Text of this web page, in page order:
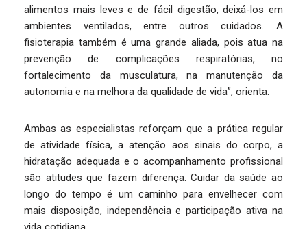
alimentos mais leves e de fácil digestão, deixá-los em
ambientes ventilados, entre outros cuidados. A
fisioterapia também é uma grande aliada, pois atua na
prevenção de complicações respiratórias, no
fortalecimento da musculatura, na manutenção da
autonomia e na melhora da qualidade de vida”, orienta.
Ambas as especialistas reforçam que a prática regular
de atividade física, a atenção aos sinais do corpo, a
hidratação adequada e o acompanhamento profissional
são atitudes que fazem diferença. Cuidar da saúde ao
longo do tempo é um caminho para envelhecer com
mais disposição, independência e participação ativa na